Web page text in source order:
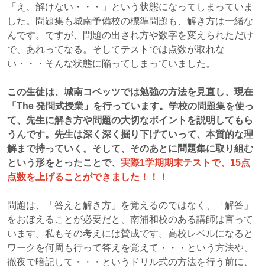
「え、解けない・・・」という状態になってしまっていま
した。問題集も城南予備校の標準問題も、解き方は一緒な
んです。ですが、問題の出され方や数字を変えられただけ
で、あれってなる。そしてテストでは点数が取れな
い・・・そんな状態に陥ってしまっていました。
この生徒は、城南コベッツでは勉強の方法を見直し、現在
「The 発問式授業」を行っています。学校の問題集を使っ
て、先生に解き方や問題の大切なポイントを説明してもら
うんです。先生は深く深く掘り下げていって、本質的な理
解まで持っていく。そして、そのあとに問題集に取り組む
という形をとったことで、 実際1学期期末テストで、15点
点数を上げることができました！！！
問題は、「答えと解き方」を覚えるのではなく、「解答」
をおぼえることが必要だと、南浦和校のある講師は言って
います。私もその考えには賛成です。高校レベルになると
ワークを何周も行って答えを覚えて・・・という方法や、
徹夜で暗記して・・・というドリル式の方法を行う前に、